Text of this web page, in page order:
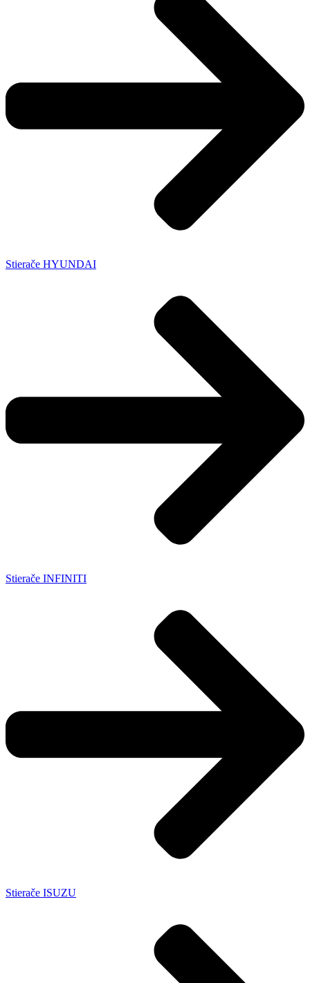
Stierače HYUNDAI
Stierače INFINITI
Stierače ISUZU